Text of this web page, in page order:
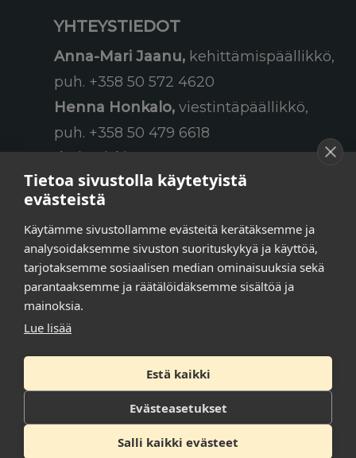
YHTEYSTIEDOT
Anna-Mari Jaanu, kehittämispäällikkö,
puh. +358 50 572 4620
Henna Honkalo, viestintäpäällikkö,
puh. +358 50 479 6618
tapahtumakoordinaattori,
puh. +358 45 130 3832
Susanna Laasio, sihteeri,
puh. +358 50 590 4619
tarkeissatoissa[a]kt.fi
Tilaa uutiskirje
Tietosuojaseloste
Saavutettavuusseloste
Tietoa sivustolla käytetyistä
evästeistä
Käytämme sivustollamme evästeitä kerätäksemme ja
analysoidaksemme sivuston suorituskykyä ja käyttöä,
tarjotaksemme sosiaalisen median ominaisuuksia sekä
parantaaksemme ja räätälöidäksemme sisältöä ja
mainoksia.
Lue lisää
Estä kaikki
Evästeasetukset
Salli kaikki evästeet